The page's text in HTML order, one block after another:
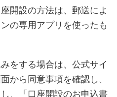
開設の方法は、郵送によ
の専用アプリを使ったも
をする場合は、公式サイ
から同意事項を確認し、
、「口座開設のお申込書